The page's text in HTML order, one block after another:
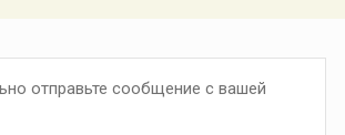
отправьте сообщение с вашей